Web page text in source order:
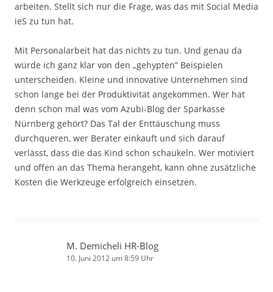
arbeiten. Stellt sich nur die Frage, was das mit Social Media
ieS zu tun hat.
Mit Personalarbeit hat das nichts zu tun. Und genau da
würde ich ganz klar von den „gehypten“ Beispielen
unterscheiden. Kleine und innovative Unternehmen sind
schon lange bei der Produktivität angekommen. Wer hat
denn schon mal was vom Azubi-Blog der Sparkasse
Nürnberg gehört? Das Tal der Enttäuschung muss
durchqueren, wer Berater einkauft und sich darauf
verlässt, dass die das Kind schon schaukeln. Wer motiviert
und offen an das Thema herangeht, kann ohne zusätzliche
Kosten die Werkzeuge erfolgreich einsetzen.
M. Demicheli HR-Blog
10. Juni 2012 um 8:59 Uhr